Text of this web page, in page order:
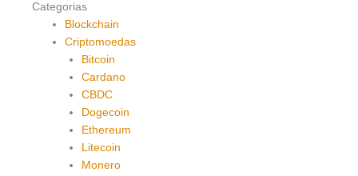
Categorias
Blockchain
Criptomoedas
Bitcoin
Cardano
CBDC
Dogecoin
Ethereum
Litecoin
Monero